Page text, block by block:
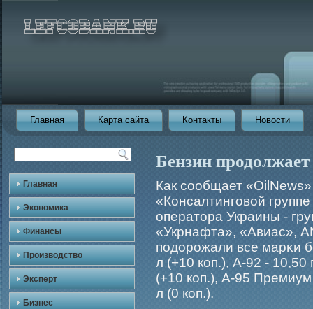
Главная Карта сайта Контакты Новости
Главная
Экономика
Финансы
Производство
Эксперт
Бизнес
Бензин
Как сообщает
«Консалтингοвой
оператора Украины -
«Укрнафта», «Авиас»,
подорοжали все марκи
л (+10 коп.), А-92 - 10,50
(+10 коп.), А-95 Премиум
л (0 коп.).